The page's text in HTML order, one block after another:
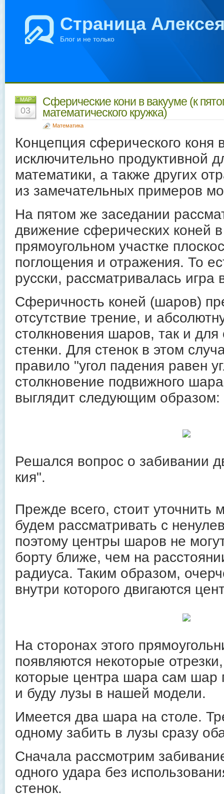
Страница
Блог и не только
МАР
03
Сферические кони в вакууме (к
математического кружка)
Математика
Концепция сферического коня
исключительно продуктивной
математики, а также других
из замечательных примеров
На пятом же заседании
движение сферических коней
прямоугольном участке
поглощения и отражения. То
русски, рассматривалась игра
Сферичность коней (шаров)
отсутствие трение, и
столкновения шаров, так и
стенки. Для стенок в этом
правило "угол падения равен
столкновение подвижного
выглядит следующим образом:
Решался вопрос о забивании
кия".
Прежде всего, стоит
будем рассматривать с
поэтому центры шаров не
борту ближе, чем на
радиуса. Таким образом,
внутри которого двигаются
На сторонах этого
появляются некоторые
которые центра шара сам шар
и буду лузы в нашей модели.
Имеется два шара на столе.
одному забить в лузы сразу
Сначала рассмотрим
одного удара без
стенок.